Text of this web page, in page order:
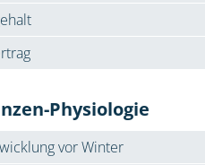
Physiologie
vor Winter